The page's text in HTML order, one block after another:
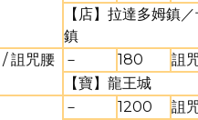
【店】拉達多姆鎮
鎮
詛咒腰
－ 180
詛
【寶】龍王城
－ 1200
詛